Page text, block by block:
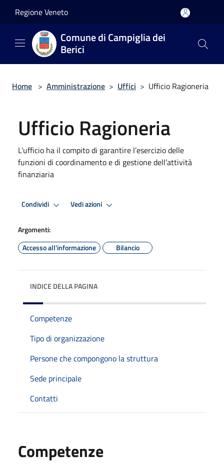
Regione Veneto
Comune di Campiglia dei
Berici
Home > Amministrazione > Uffici > Ufficio Ragioneria
Ufficio Ragioneria
L’ufficio ha il compito di garantire l’esercizio delle
funzioni di coordinamento e di gestione dell’attività
finanziaria
Condividi Vedi azioni
Argomenti:
Accesso all'informazione
Bilancio
INDICE DELLA PAGINA
Competenze
Tipo di organizzazione
Persone che compongono la struttura
Sede principale
Contatti
Competenze